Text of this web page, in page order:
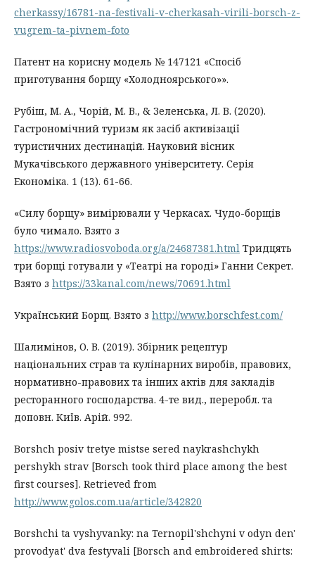
cherkassy/16781-na-festivali-v-cherkasah-virili-borsch-z-
vugrem-ta-pivnem-foto
Патент на корисну модель № 147121 «Спосіб
приготування борщу «Холодноярського»».
Рубіш, М. А., Чорій, М. В., & Зеленська, Л. В. (2020).
Гастрономічний туризм як засіб активізації
туристичних дестинацій. Науковий вісник
Мукачівського державного університету. Серія
Економіка. 1 (13). 61-66.
«Силу борщу» вимірювали у Черкасах. Чудо-борщів
було чимало. Взято з
https://www.radiosvoboda.org/a/24687381.html Тридцять
три борщі готували у «Театрі на городі» Ганни Секрет.
Взято з https://33kanal.com/news/70691.html
Український Борщ. Взято з http://www.borschfest.com/
Шалимінов, О. В. (2019). Збірник рецептур
національних страв та кулінарних виробів, правових,
нормативно-правових та інших актів для закладів
ресторанного господарства. 4-те вид., переробл. та
доповн. Київ. Арій. 992.
Borshch posiv tretye mistse sered naykrashchykh
pershykh strav [Borsch took third place among the best
first courses]. Retrieved from
http://www.golos.com.ua/article/342820
Borshchi ta vyshyvanky: na Ternopil'shchyni v odyn den'
provodyat' dva festyvali [Borsch and embroidered shirts: